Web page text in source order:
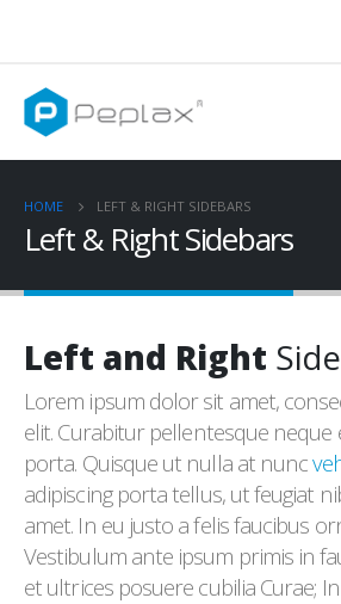
HOME LEFT & RIGHT SIDEBARS
Left & Right Sidebars
Left and Right
Lorem ipsum dolor sit amet,
elit. Curabitur pellentesque neque
porta. Quisque ut nulla at nunc
adipiscing porta tellus, ut feugiat
amet. In eu justo a felis faucibus
Vestibulum ante ipsum primis in
et ultrices posuere cubilia Curae;